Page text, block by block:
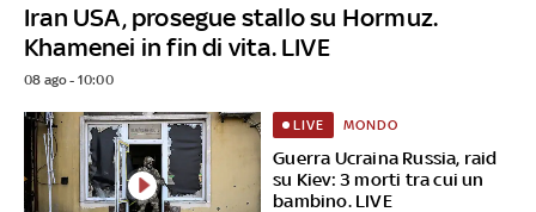
Iran USA, prosegue stallo su Hormuz.
Khamenei in fin di vita. LIVE
08 ago - 10:00
Guerra Ucraina Russia, raid
su Kiev: 3 morti tra cui un
bambino. LIVE
LIVE MONDO